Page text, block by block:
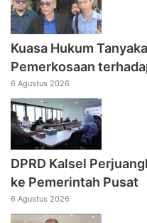
Kuasa Hukum
Pemerkosaan
6 Agustus 2026
DPRD Kalsel
ke Pemerintah Pusat
6 Agustus 2026